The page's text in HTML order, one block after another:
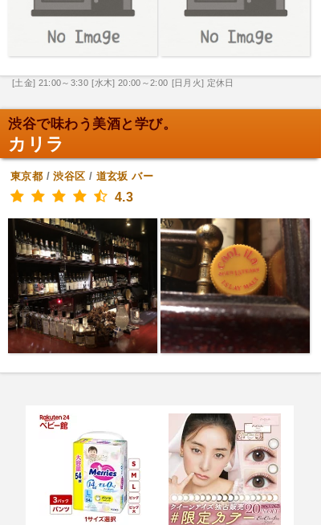
[土金] 21:00～3:30 [水木] 20:00～2:00 [日月火] 定休日
渋谷で味わう美酒と学び。
カリラ
東京都 /渋谷区 / 道玄坂 バー
4.3